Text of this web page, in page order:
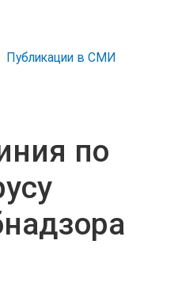
Публикации в СМИ
по